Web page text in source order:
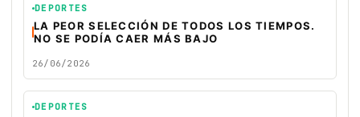
DEPORTES
LA PEOR SELECCIÓN DE TODOS LOS TIEMPOS.
NO SE PODÍA CAER MÁS BAJO
26/06/2026
DEPORTES